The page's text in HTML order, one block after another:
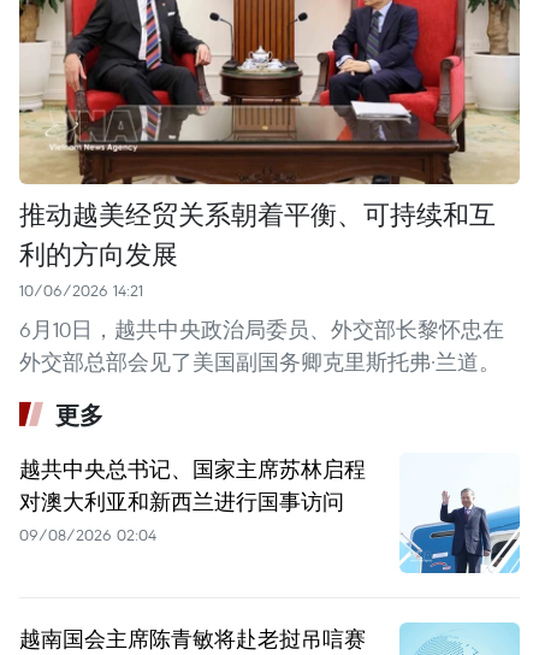
推动越美经贸关系朝着平衡、可持续和互
利的方向发展
10/06/2026 14:21
6月10日，越共中央政治局委员、外交部长黎怀忠在
外交部总部会见了美国副国务卿克里斯托弗·兰道。
更多
越共中央总书记、国家主席苏林启程
对澳大利亚和新西兰进行国事访问
09/08/2026 02:04
越南国会主席陈青敏将赴老挝吊唁赛